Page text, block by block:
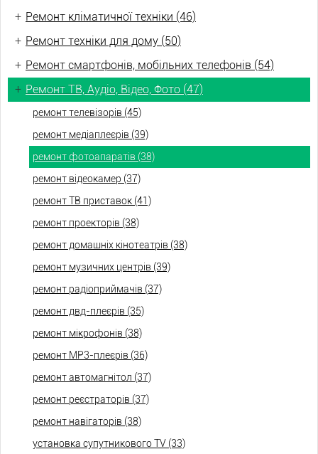
+ Ремонт кліматичної техніки (46)
+ Ремонт техніки для дому (50)
+ Ремонт смартфонів, мобільних телефонів (54)
+ Ремонт ТВ, Аудіо, Відео, Фото (47)
ремонт телевізорів (45)
ремонт медіаплеєрів (39)
ремонт фотоапаратів (38)
ремонт відеокамер (37)
ремонт ТВ приставок (41)
ремонт проекторів (38)
ремонт домашніх кінотеатрів (38)
ремонт музичних центрів (39)
ремонт радіоприймачів (37)
ремонт двд-плеєрів (35)
ремонт мікрофонів (38)
ремонт МР3-плеєрів (36)
ремонт автомагнітол (37)
ремонт реєстраторів (37)
ремонт навігаторів (38)
установка супутникового TV (33)